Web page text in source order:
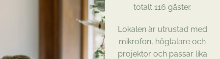
totalt 116 gäster.
Lokalen är utrustad med
mikrofon, högtalare och
projektor och passar lika